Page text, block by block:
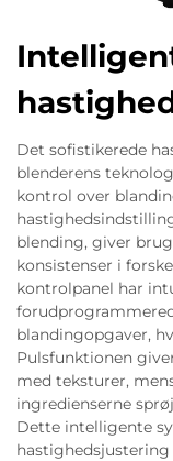
Det sofistikerede
blenderens
kontrol over
blending, giver
konsistenser i
kontrolpanel har
blandingopgaver,
Pulsfunktionen
med teksturer,
ingredienserne
Dette intelligente